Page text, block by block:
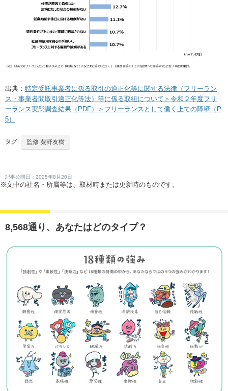
出典： 特定受託事業者に係る取引の適正化等に関する法律（フリーラン
ス・事業者間取引適正化等法）等に係る取組について＞令和２年度フリ
ーランス実態調査結果（PDF）＞フリーランスとして働く上での障壁（P
5）
タグ: 監修 粟野友樹
記事公開日：2025年8月20日
※文中の社名・所属等は、取材時または更新時のものです。
8,568通り、あなたはどのタイプ？